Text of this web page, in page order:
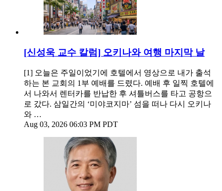
[신성욱 교수 칼럼] 오키나와 여행 마지막 날
[1] 오늘은 주일이었기에 호텔에서 영상으로 내가 출석
하는 본 교회의 1부 예배를 드렸다. 예배 후 일찍 호텔에
서 나와서 렌터카를 반납한 후 셔틀버스를 타고 공항으
로 갔다. 삼일간의 ‘미야코지마’ 섬을 떠나 다시 오키나
와 …
Aug 03, 2026 06:03 PM PDT